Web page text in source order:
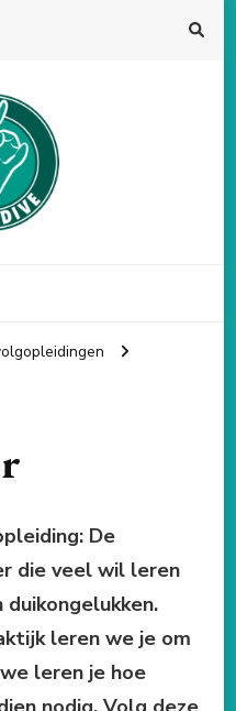
De
die veel wil leren
leren we je om
leren je hoe